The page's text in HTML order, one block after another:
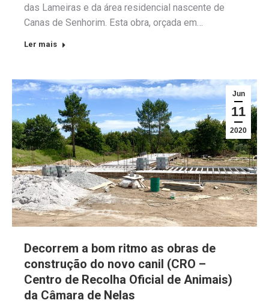
das Lameiras e da área residencial nascente de
Canas de Senhorim. Esta obra, orçada em…
Ler mais
Jun
11
2020
Decorrem a bom ritmo as obras de
construção do novo canil (CRO –
Centro de Recolha Oficial de Animais)
da Câmara de Nelas